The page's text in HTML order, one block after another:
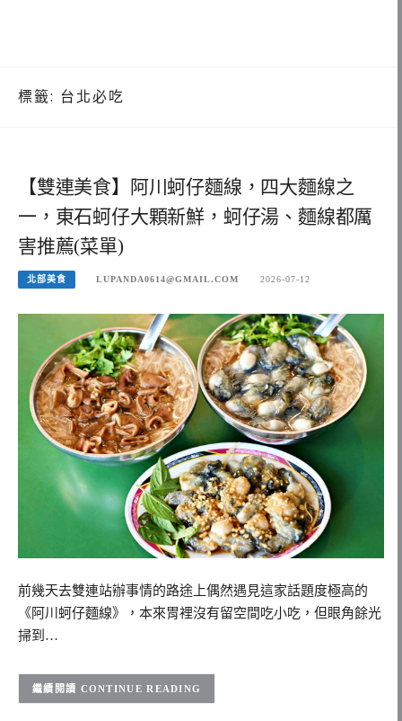
標籤: 台北必吃
【雙連美食】阿川蚵仔麵線，四大麵線之
一，東石蚵仔大顆新鮮，蚵仔湯、麵線都厲
害推薦(菜單)
北部美食 LUPANDA0614@GMAIL.COM 2026-07-12
前幾天去雙連站辦事情的路途上偶然遇見這家話題度極高的
《阿川蚵仔麵線》，本來胃裡沒有留空間吃小吃，但眼角餘光
掃到…
CONTINUE READING